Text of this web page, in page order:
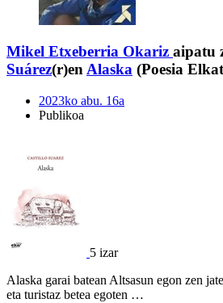
Mikel Etxeberria Okariz aipatu
Suárez(r)enAlaska (Poesia
2023ko abu. 16a
Publikoa
5 izar
Alaska garai batean Altsasun egon zen
eta turistaz betea egoten …